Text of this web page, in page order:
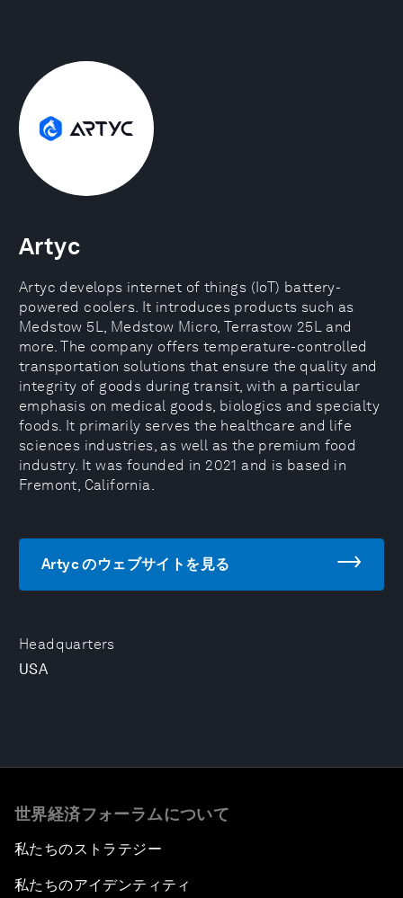
Headquarters
USA
Artyc
Artyc develops internet of things (IoT) battery-
powered coolers. It introduces products such as
Medstow 5L, Medstow Micro, Terrastow 25L and
more. The company offers temperature-controlled
transportation solutions that ensure the quality and
integrity of goods during transit, with a particular
emphasis on medical goods, biologics and specialty
foods. It primarily serves the healthcare and life
sciences industries, as well as the premium food
industry. It was founded in 2021 and is based in
Fremont, California.
Artyc のウェブサイトを見る
世界経済フォーラムについて
私たちのストラテジー
私たちのアイデンティティ